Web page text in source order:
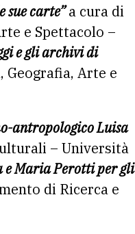
sue carte”a cura di
e Spettacolo –
e gli archivi di
Arte e
antropologico Luisa
– Università
e Maria Perotti per gli
di Ricerca e